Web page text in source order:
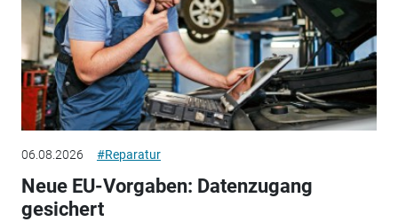
06.08.2026 #Reparatur
Neue EU-Vorgaben: Datenzugang
gesichert